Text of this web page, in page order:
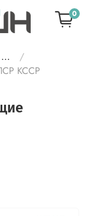
0
...
КССР